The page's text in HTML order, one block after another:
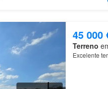
45 000
Terreno
Excelente